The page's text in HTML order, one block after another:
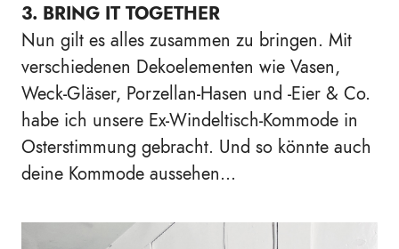
3. BRING IT TOGETHER
Nun gilt es alles zusammen zu bringen. Mit
verschiedenen Dekoelementen wie Vasen,
Weck-Gläser, Porzellan-Hasen und -Eier & Co.
habe ich unsere Ex-Windeltisch-Kommode in
Osterstimmung gebracht. Und so könnte auch
deine Kommode aussehen...